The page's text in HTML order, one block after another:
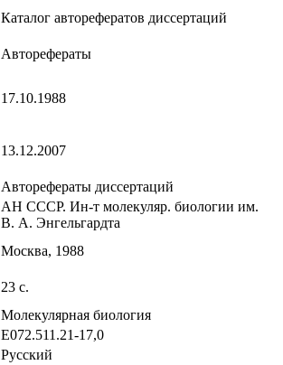
Каталог авторефератов диссертаций
Авторефераты
17.10.1988
13.12.2007
Авторефераты диссертаций
АН СССР. Ин-т молекуляр. биологии им.
В. А. Энгельгардта
Москва, 1988
23 с.
Молекулярная биология
Е072.511.21-17,0
Русский